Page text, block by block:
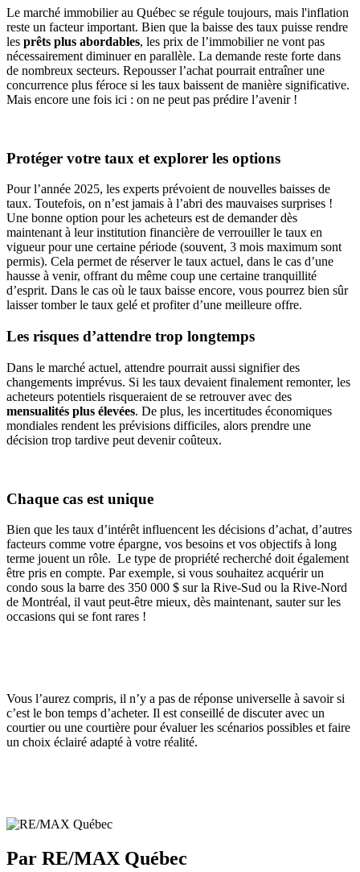
Le marché immobilier au Québec se régule toujours, mais l'inflation
reste un facteur important. Bien que la baisse des taux puisse rendre
les prêts plus abordables, les prix de l’immobilier ne vont pas
nécessairement diminuer en parallèle. La demande reste forte dans
de nombreux secteurs. Repousser l’achat pourrait entraîner une
concurrence plus féroce si les taux baissent de manière significative.
Mais encore une fois ici : on ne peut pas prédire l’avenir !
Protéger votre taux et explorer les options
Pour l’année 2025, les experts prévoient de nouvelles baisses de
taux. Toutefois, on n’est jamais à l’abri des mauvaises surprises !
Une bonne option pour les acheteurs est de demander dès
maintenant à leur institution financière de verrouiller le taux en
vigueur pour une certaine période (souvent, 3 mois maximum sont
permis). Cela permet de réserver le taux actuel, dans le cas d’une
hausse à venir, offrant du même coup une certaine tranquillité
d’esprit. Dans le cas où le taux baisse encore, vous pourrez bien sûr
laisser tomber le taux gelé et profiter d’une meilleure offre.
Les risques d’attendre trop longtemps
Dans le marché actuel, attendre pourrait aussi signifier des
changements imprévus. Si les taux devaient finalement remonter, les
acheteurs potentiels risqueraient de se retrouver avec des
mensualités plus élevées. De plus, les incertitudes économiques
mondiales rendent les prévisions difficiles, alors prendre une
décision trop tardive peut devenir coûteux.
Chaque cas est unique
Bien que les taux d’intérêt influencent les décisions d’achat, d’autres
facteurs comme votre épargne, vos besoins et vos objectifs à long
terme jouent un rôle. Le type de propriété recherché doit également
être pris en compte. Par exemple, si vous souhaitez acquérir un
condo sous la barre des 350 000 $ sur la Rive-Sud ou la Rive-Nord
de Montréal, il vaut peut-être mieux, dès maintenant, sauter sur les
occasions qui se font rares !
Vous l’aurez compris, il n’y a pas de réponse universelle à savoir si
c’est le bon temps d’acheter. Il est conseillé de discuter avec un
courtier ou une courtière pour évaluer les scénarios possibles et faire
un choix éclairé adapté à votre réalité.
Par RE/MAX Québec